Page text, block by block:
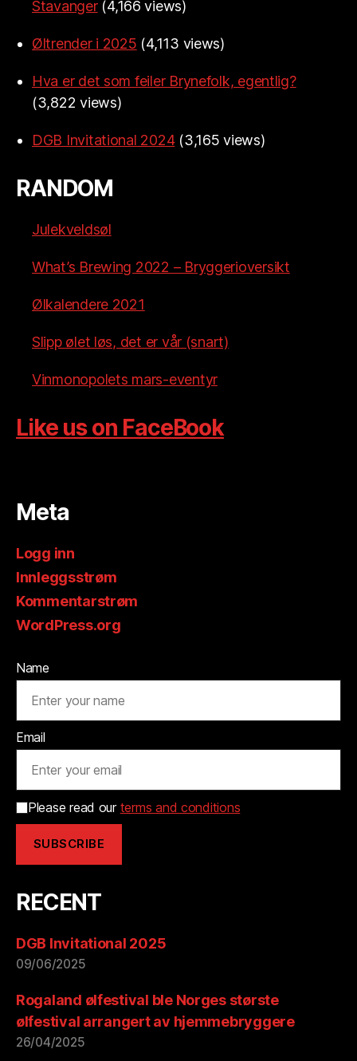
Stavanger (4,166 views)
Øltrender i 2025 (4,113 views)
Hva er det som feiler Brynefolk, egentlig?
(3,822 views)
DGB Invitational 2024 (3,165 views)
RANDOM
Julekveldsøl
What’s Brewing 2022 – Bryggerioversikt
Ølkalendere 2021
Slipp ølet løs, det er vår (snart)
Vinmonopolets mars-eventyr
Like us on FaceBook
Meta
Logg inn
Innleggsstrøm
Kommentarstrøm
WordPress.org
Name
Email
Please read our terms and conditions
RECENT
DGB Invitational 2025
09/06/2025
Rogaland ølfestival ble Norges største
ølfestival arrangert av hjemmebryggere
26/04/2025